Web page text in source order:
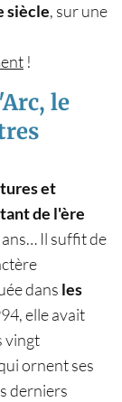
siècle, sur une
!
le
et
de l'ère
ans… Il suffit de
dans les
elle avait
vingt
ornent ses
derniers